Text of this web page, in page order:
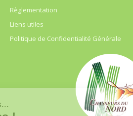
Règlementation
Liens utiles
Politique de Confidentialité Générale